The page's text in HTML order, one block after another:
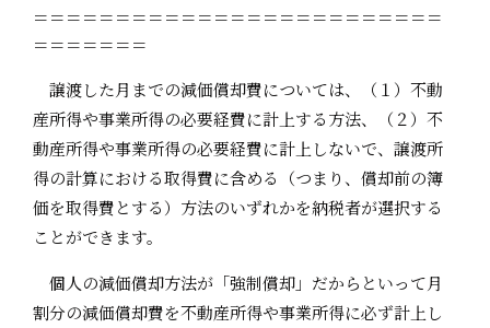
＝＝＝＝＝＝＝＝＝＝＝＝＝＝＝＝＝＝＝＝＝＝＝＝＝
＝＝＝＝＝＝＝
譲渡した月までの減価償却費については、（１）不動
産所得や事業所得の必要経費に計上する方法、（２）不
動産所得や事業所得の必要経費に計上しないで、譲渡所
得の計算における取得費に含める（つまり、償却前の簿
価を取得費とする）方法のいずれかを納税者が選択する
ことができます。
個人の減価償却方法が「強制償却」だからといって月
割分の減価償却費を不動産所得や事業所得に必ず計上し